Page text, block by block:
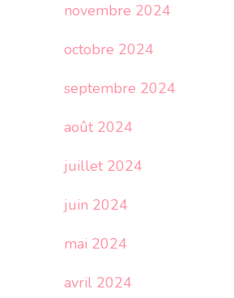
novembre 2024
octobre 2024
septembre 2024
août 2024
juillet 2024
juin 2024
mai 2024
avril 2024